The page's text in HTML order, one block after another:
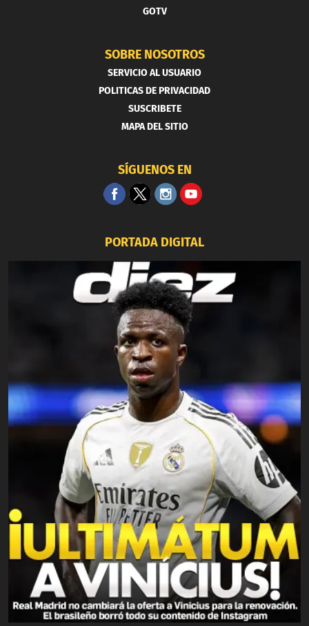
GOTV
SOBRE NOSOTROS
SERVICIO AL USUARIO
POLITICAS DE PRIVACIDAD
SUSCRIBETE
MAPA DEL SITIO
SÍGUENOS EN
PORTADA DIGITAL